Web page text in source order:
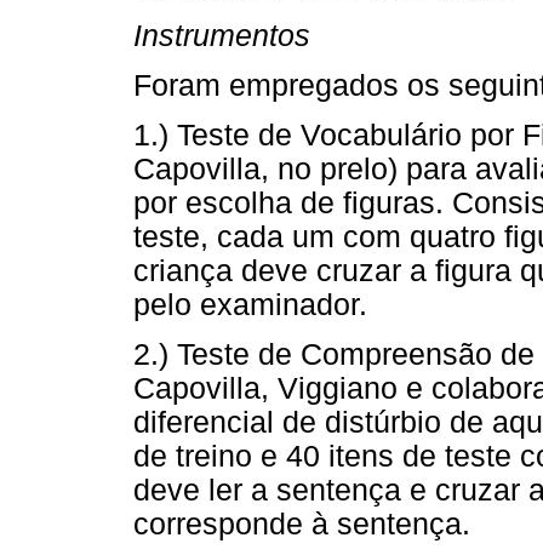
Instrumentos
Foram empregados os
1.) Teste de Vocabulário por
Capovilla, no prelo) para
por escolha de figuras.
teste, cada um com quatro
criança deve cruzar a figura
pelo examinador.
2.) Teste de Compreensão
Capovilla, Viggiano e
diferencial de distúrbio de
de treino e 40 itens de teste
deve ler a sentença e cruzar
corresponde à sentença.